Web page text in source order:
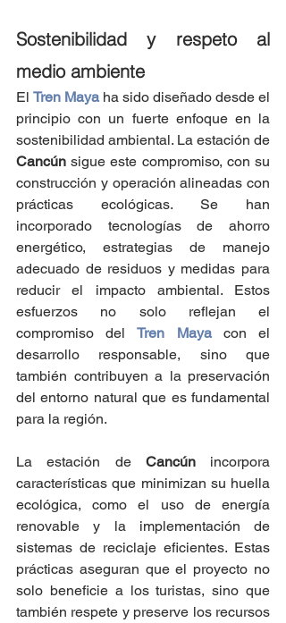
Sostenibilidad y respeto al
medio ambiente
El Tren Maya ha sido diseñado desde el
principio con un fuerte enfoque en la
Cancún sigue este compromiso, con su
construcción y operación alineadas con
prácticas ecológicas. Se han
incorporado tecnologías de ahorro
energético, estrategias de manejo
adecuado de residuos y medidas para
reducir el impacto ambiental. Estos
esfuerzos no solo reflejan el
compromiso del Tren Maya con el
desarrollo responsable, sino que
también contribuyen a la preservación
del entorno natural que es fundamental
para la región.
La estación de Cancún incorpora
características que minimizan su huella
ecológica, como el uso de energía
renovable y la implementación de
sistemas de reciclaje eficientes. Estas
prácticas aseguran que el proyecto no
solo beneficie a los turistas, sino que
también respete y preserve los recursos